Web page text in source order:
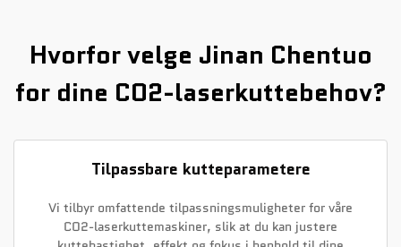
Hvorfor velge Jinan Chentuo
for dine CO2-laserkuttebehov?
Tilpassbare kutteparametere
Vi tilbyr omfattende tilpassningsmuligheter for våre
CO2-laserkuttemaskiner, slik at du kan justere